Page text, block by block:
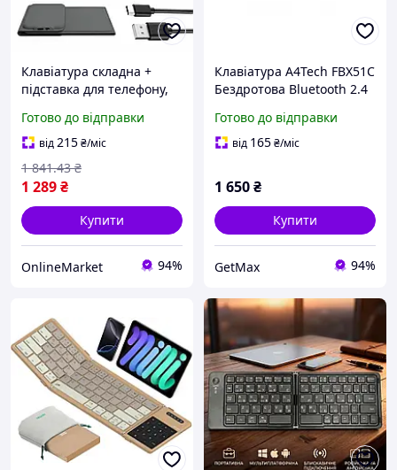
Клавіатура складна +
підставка для телефону,
Бездротова клавіатура /
Блютуз клавіатура для
планшета
Готово до відправки
від215₴/міс
1 289₴
1 841.43 ₴
Купити
OnlineMarket 94%
Клавіатура A4Tech FBX51C
Бездротова Bluetooth 2.4
клавіш для ПК/ТБ/
Планшета
Готово до відправки
від 165₴/міс
1 650₴
Купити
GetMax 94%